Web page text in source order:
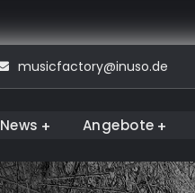
musicfactory@inuso.de
News Angebote